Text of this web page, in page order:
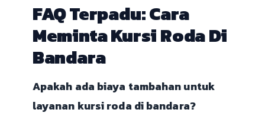
FAQ Terpadu: Cara
Meminta Kursi Roda Di
Bandara
Apakah ada biaya tambahan untuk
layanan kursi roda di bandara?